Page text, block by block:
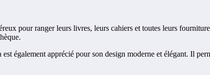
pour ranger leurs livres, leurs cahiers et toutes leurs
également apprécié pour son design moderne et élégant. Il